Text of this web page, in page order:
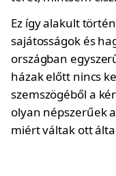
Ez így alakult
sajátosságok és
országban
házak előtt nincs
szemszögéből a
olyan népszerűek
miért váltak ott